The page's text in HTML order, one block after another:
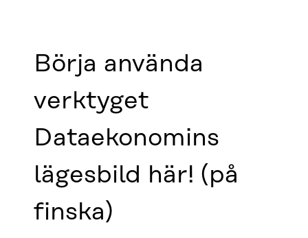
Börja använda
verktyget
Dataekonomins
lägesbild här! (på
finska)